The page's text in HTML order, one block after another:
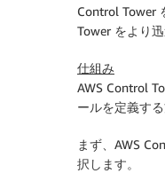
Control Tower
Tower をより
仕組み
AWS Control
ールを定義す
まず、AWS
択します。